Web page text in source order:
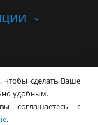
чтобы сделать Ваше
удобным.
соглашаетесь с
.